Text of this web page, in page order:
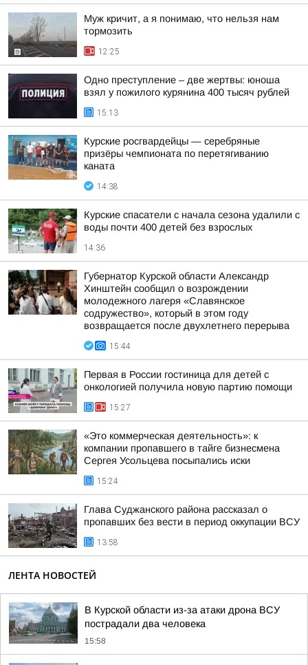
Муж кричит, а я понимаю, что нельзя нам
тормозить
12:25
Одно преступление – две жертвы: юноша
взял у пожилого курянина 400 тысяч рублей
15:13
Курские росгвардейцы — серебряные
призёры чемпионата по перетягиванию
каната
14:38
Курские спасатели с начала сезона удалили с
воды почти 400 детей без взрослых
14:36
Губернатор Курской области Александр
Хинштейн сообщил о возрождении
молодежного лагеря «Славянское
содружество», который в этом году
возвращается после двухлетнего перерыва
15:44
Первая в России гостиница для детей с
онкологией получила новую партию помощи
15:27
«Это коммерческая деятельность»: к
компании пропавшего в тайге бизнесмена
Сергея Усольцева посыпались иски
15:24
Глава Суджанского района рассказал о
пропавших без вести в период оккупации ВСУ
13:58
ЛЕНТА НОВОСТЕЙ
В Курской области из-за атаки дрона ВСУ
пострадали два человека
15:58